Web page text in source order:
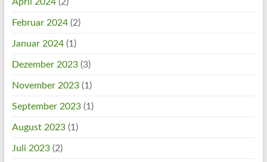
Februar 2024(2)
Januar 2024(1)
Dezember 2023(3)
November 2023(1)
September 2023(1)
August 2023(1)
Juli 2023(2)